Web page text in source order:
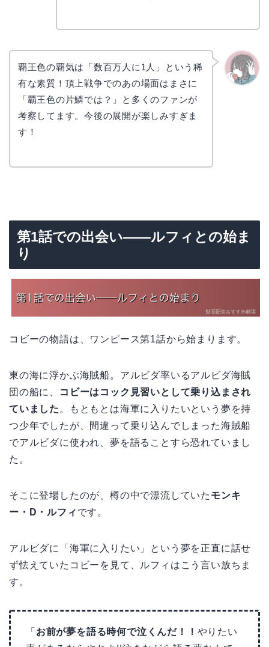
覇王色の覇気は「数百万人に1人」という稀
有な素質！頂上戦争でのあの場面はまさに
「覇王色の片鱗では？」と多くのファンが
考察してます。今後の展開が楽しみすぎま
す！
第1話での出会い——ルフィとの始ま
り
コビーの物語は、ワンピース第1話から始まります。
東の海に浮かぶ海賊船。アルビダ率いるアルビダ海賊
団の船に、
コビーはコック見習いとして乗り込まされ
ていました 。もともとは海軍に入りたいという夢を持
つ少年でしたが、間違って乗り込んでしまった海賊船
でアルビダに使われ、夢を語ることすら恐れていまし
た。
そこに登場したのが、樽の中で漂流していた モンキ
ー・D・ルフィ です。
アルビダに「海軍に入りたい」という夢を正直に話せ
ず怯えていたコビーを見て、ルフィはこう言い放ちま
す。
「 お前が夢を語る時何で泣くんだ！！ やりたい